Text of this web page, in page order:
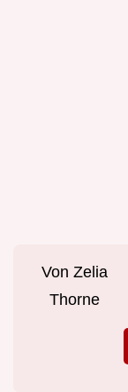
Von Zelia
Thorne